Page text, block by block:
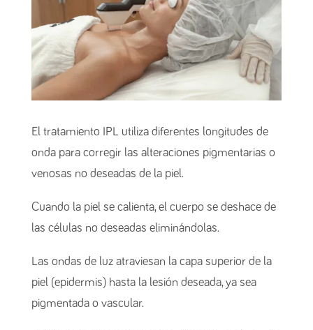
El tratamiento IPL utiliza diferentes longitudes de
onda para corregir las alteraciones pigmentarias o
venosas no deseadas de la piel.
Cuando la piel se calienta, el cuerpo se deshace de
las células no deseadas eliminándolas.
Las ondas de luz atraviesan la capa superior de la
piel (epidermis) hasta la lesión deseada, ya sea
pigmentada o vascular.